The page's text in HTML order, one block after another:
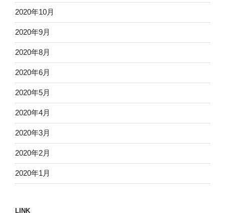
2020年10月
2020年9月
2020年8月
2020年6月
2020年5月
2020年4月
2020年3月
2020年2月
2020年1月
LINK